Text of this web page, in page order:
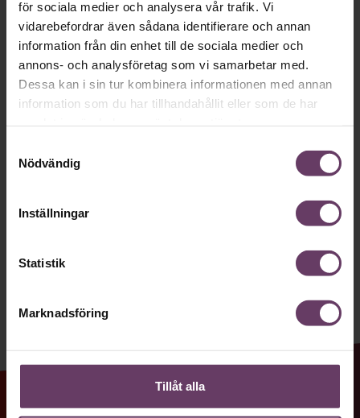
för sociala medier och analysera vår trafik. Vi
vidarebefordrar även sådana identifierare och annan
information från din enhet till de sociala medier och
annons- och analysföretag som vi samarbetar med.
Dessa kan i sin tur kombinera informationen med annan
information som du har tillhandahållit eller som de har
Nödvändig
Inställningar
Statistik
Marknadsföring
Tillåt alla
Håll dig uppdaterad med våra
nyhetsbrev!
Våra populära nyhetsbrev samlar varje
vecka det bästa från Chef och
Chefakademin. Ledarskapsnytta och
inspiration för dig som är chef, ledare
prenumerera idag! Det är helt kostnadsfritt.
GENVÄGAR